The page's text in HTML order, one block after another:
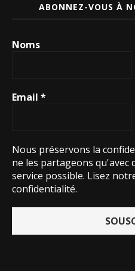
ABONNEZ-VOUS À
Noms
Email *
Nous préservons la
ne les partageons qu'avec
service possible. Lisez
confidentialité.